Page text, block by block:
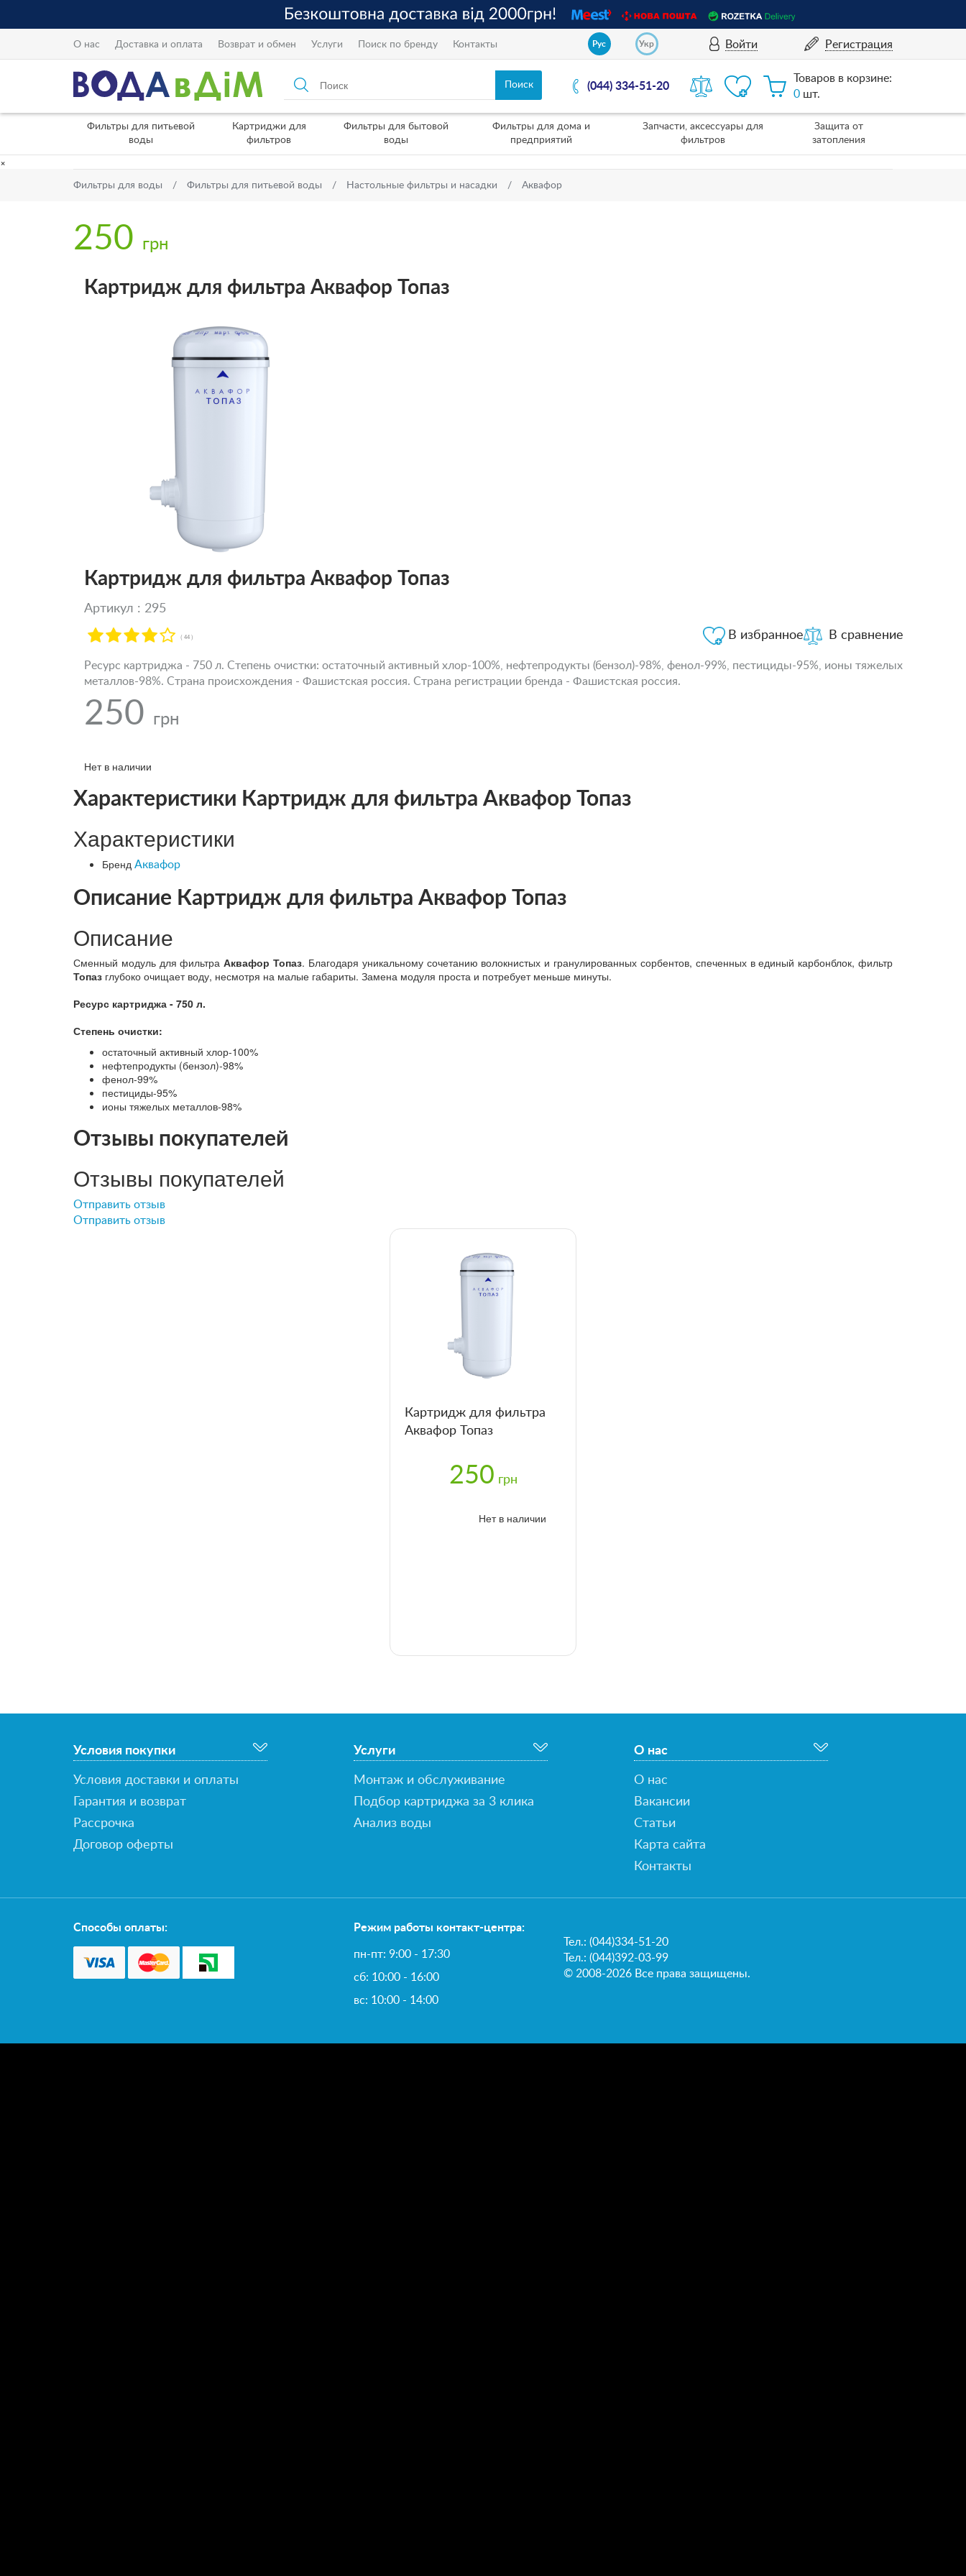
О нас Доставка и оплата Возврат и обмен Услуги Поиск по бренду Контакты Рус Укр Войти Регистрация
(044) 334-51-20
Товаров в корзине:
0 шт.
Фильтры для питьевой
воды
Картриджи для
фильтров
Фильтры для бытовой
воды
Фильтры для дома и
предприятий
Запчасти, аксессуары для
фильтров
Защита от
затопления
×
Фильтры для воды Фильтры для питьевой воды Настольные фильтры и насадки Аквафор
250 грн
Картридж для фильтра Аквафор Топаз
Картридж для фильтра Аквафор Топаз
Артикул : 295
( 44 ) В сравнение
В избранное
Ресурс картриджа - 750 л. Степень очистки: остаточный активный хлор-100%, нефтепродукты (бензол)-98%, фенол-99%, пестициды-95%, ионы тяжелых
металлов-98%. Страна происхождения - Фашистская россия. Страна регистрации бренда - Фашистская россия.
250 грн
Нет в наличии
Характеристики Картридж для фильтра Аквафор Топаз
Характеристики
Бренд Аквафор
Описание Картридж для фильтра Аквафор Топаз
Описание
Сменный модуль для фильтраАквафор Топаз. Благодаря уникальному сочетанию волокнистых и гранулированных сорбентов, спеченных в единый карбонблок, фильтр
Топаз глубоко очищает воду, несмотря на малые габариты. Замена модуля проста и потребует меньше минуты.
Ресурс картриджа - 750 л.
Степень очистки:
остаточный активный хлор-100%
нефтепродукты (бензол)-98%
фенол-99%
пестициды-95%
ионы тяжелых металлов-98%
Отзывы покупателей
Отзывы покупателей
Отправить отзыв
Отправить отзыв
Картридж для фильтра
Аквафор Топаз
250 грн
Нет в наличии
Условия покупки
Условия доставки и оплаты
Гарантия и возврат
Рассрочка
Договор оферты
Услуги
Монтаж и обслуживание
Подбор картриджа за 3 клика
Анализ воды
О нас
О нас
Вакансии
Статьи
Карта сайта
Контакты
Способы оплаты: Режим работы контакт-центра:
пн-пт: 9:00 - 17:30
сб: 10:00 - 16:00
вс: 10:00 - 14:00
Тел.:(044)334-51-20
Тел.: (044)392-03-99
© 2008-2026 Все права защищены.